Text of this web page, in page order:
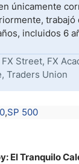
únicamente
trabajó
incluidos 6
Street, FX
Traders Union
SP 500
El Tranquilo